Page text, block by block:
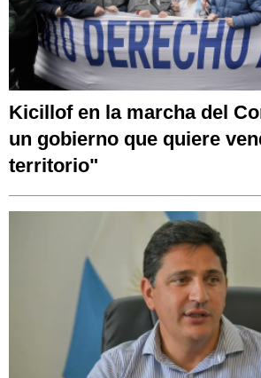
Kicillof en la marcha del
un gobierno que quiere
territorio"